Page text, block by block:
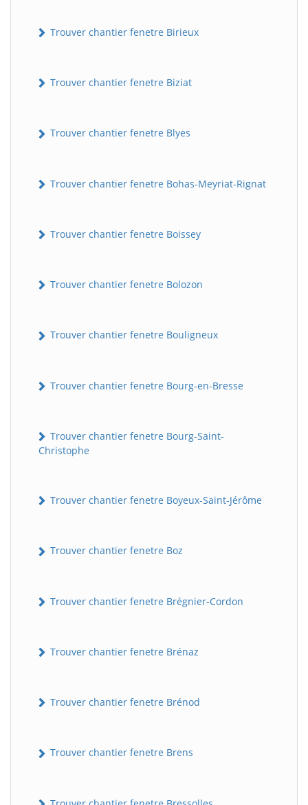
Trouver chantier fenetre Birieux
Trouver chantier fenetre Biziat
Trouver chantier fenetre Blyes
Trouver chantier fenetre Bohas-Meyriat-Rignat
Trouver chantier fenetre Boissey
Trouver chantier fenetre Bolozon
Trouver chantier fenetre Bouligneux
Trouver chantier fenetre Bourg-en-Bresse
Trouver chantier fenetre Bourg-Saint-
Christophe
Trouver chantier fenetre Boyeux-Saint-Jérôme
Trouver chantier fenetre Boz
Trouver chantier fenetre Brégnier-Cordon
Trouver chantier fenetre Brénaz
Trouver chantier fenetre Brénod
Trouver chantier fenetre Brens